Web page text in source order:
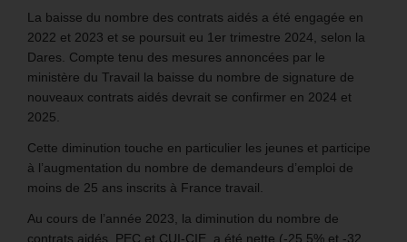
La baisse du nombre des contrats aidés a été engagée en
2022 et 2023 et se poursuit eu 1er trimestre 2024, selon la
Dares. Compte tenu des mesures annoncées par le
ministère du Travail la baisse du nombre de signature de
nouveaux contrats aidés devrait se confirmer en 2024 et
2025.
Cette diminution touche en particulier les jeunes et participe
à l’augmentation du nombre de demandeurs d’emploi de
moins de 25 ans inscrits à France travail.
Au cours de l’année 2023, la diminution du nombre de
contrats aidés, PEC et CUI-CIE, a été nette (-25,5% et -32